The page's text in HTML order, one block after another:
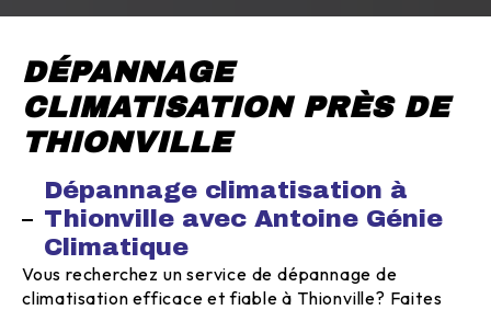
DÉPANNAGE
CLIMATISATION PRÈS DE
THIONVILLE
Dépannage climatisation à
Thionville avec Antoine Génie
Climatique
Vous recherchez un service de dépannage de
climatisation efficace et fiable à Thionville? Faites